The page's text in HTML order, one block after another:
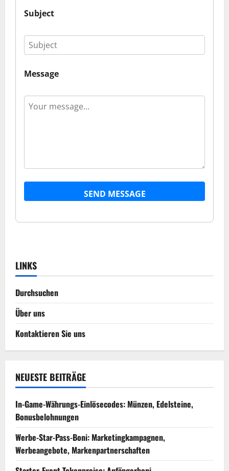
Subject
Message
SEND MESSAGE
LINKS
Durchsuchen
Über uns
Kontaktieren Sie uns
NEUESTE BEITRÄGE
In-Game-Währungs-Einlösecodes: Münzen, Edelsteine,
Bonusbelohnungen
Werbe-Star-Pass-Boni: Marketingkampagnen,
Werbeangebote, Markenpartnerschaften